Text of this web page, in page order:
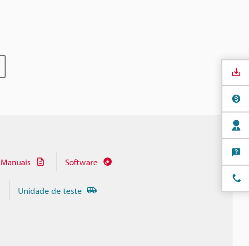
Manuais Software
Unidade de teste